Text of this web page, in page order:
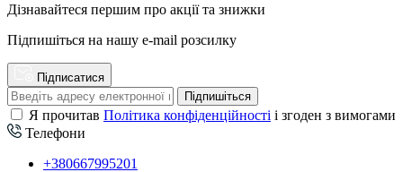
Дізнавайтеся першим про акції та знижки
Підпишіться на нашу e-mail розсилку
Підписатися
Підпишіться
Я прочитав Політика конфіденційності і згоден з вимогами
Телефони
+380667995201